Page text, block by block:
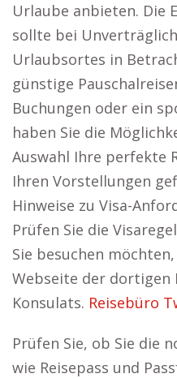
Urlaube anbieten. Die
sollte bei
Urlaubsortes in
günstige
Buchungen oder ein
haben Sie die
Auswahl Ihre perfekte
Ihren Vorstellungen
Hinweise zu Visa-
Prüfen Sie die
Sie besuchen
Webseite der dortigen
Konsulats. Reisebüro
Prüfen Sie, ob Sie die
wie Reisepass und